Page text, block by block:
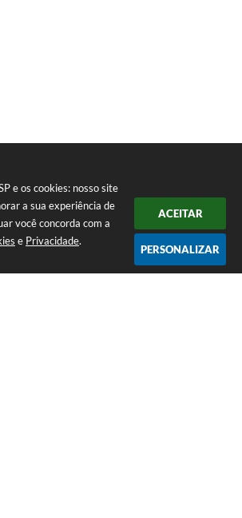
e os cookies: nosso site
a sua experiência de
você concorda com a
e Privacidade.
ACEITAR
PERSONALIZAR